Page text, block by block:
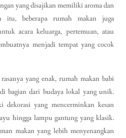
yang disajikan memiliki aroma dan
itu, beberapa rumah makan juga
acara keluarga, pertemuan, atau
menjadi tempat yang cocok
yang enak, rumah makan babi
bagian dari budaya lokal yang unik.
dekorasi yang mencerminkan kesan
hingga lampu gantung yang klasik.
makan yang lebih menyenangkan